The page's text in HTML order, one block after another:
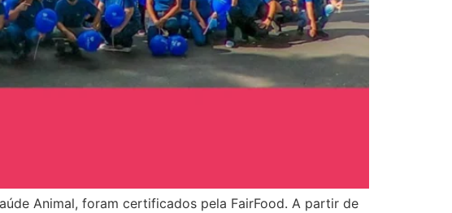
Animal, foram certificados pela FairFood. A partir de